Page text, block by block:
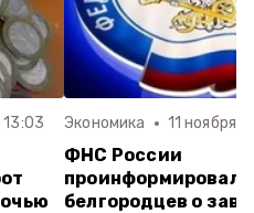
Экономика 11 ноября
ФНС России
проинформировала
белгородцев о